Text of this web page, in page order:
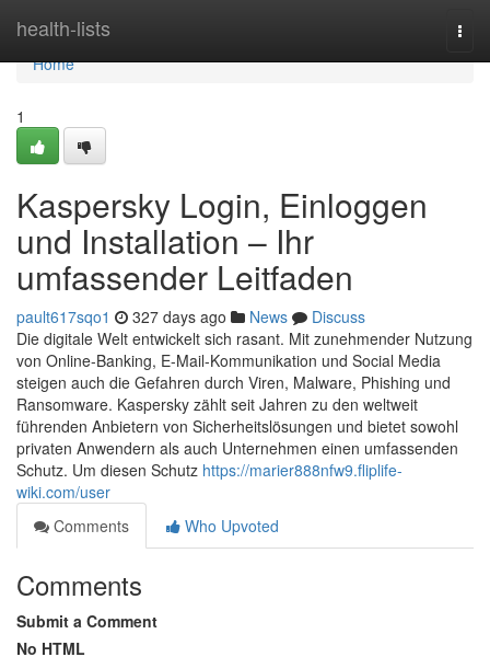
health-lists
Home
Home
1
Kaspersky Login, Einloggen
und Installation – Ihr
umfassender Leitfaden
pault617sqo1 327 days ago News
Discuss
Die digitale Welt entwickelt sich rasant. Mit zunehmender Nutzung
von Online-Banking, E-Mail-Kommunikation und Social Media
steigen auch die Gefahren durch Viren, Malware, Phishing und
Ransomware. Kaspersky zählt seit Jahren zu den weltweit
führenden Anbietern von Sicherheitslösungen und bietet sowohl
privaten Anwendern als auch Unternehmen einen umfassenden
Schutz. Um diesen Schutz https://marier888nfw9.fliplife-
wiki.com/user
Comments
Who Upvoted
Comments
Submit a Comment
No HTML